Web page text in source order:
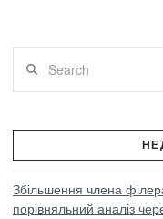
Збільшення члена
порівняльний аналіз